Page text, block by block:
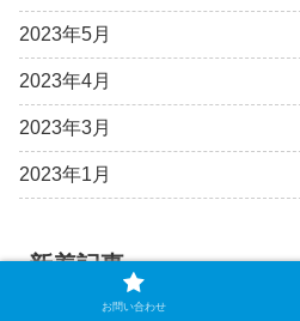
2023年5月
2023年4月
2023年3月
2023年1月
新着記事
お問い合わせ